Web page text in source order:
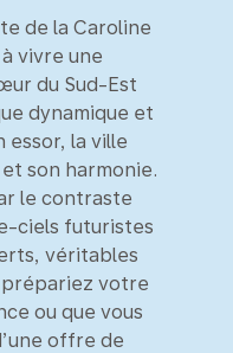
de la Caroline
vivre une
du Sud-Est
dynamique et
la ville
son harmonie.
le contraste
ciels futuristes
véritables
prépariez votre
ou que vous
offre de